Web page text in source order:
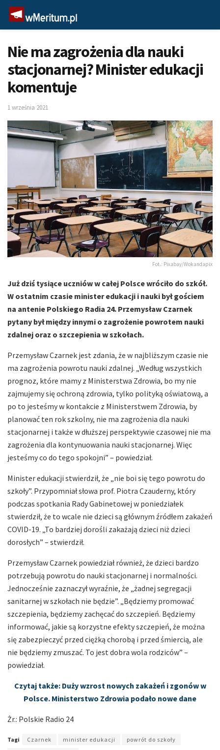
Nie ma zagrożenia dla nauki
stacjonarnej? Minister edukacji
komentuje
1 września 2021
Fot.: Pixabay/Wokandapix
Już dziś tysiące uczniów w całej Polsce wróciło do szkół.
W ostatnim czasie minister edukacji i nauki był gościem
na antenie Polskiego Radia 24. Przemysław Czarnek
pytany był między innymi o zagrożenie powrotem nauki
zdalnej oraz o szczepienia w szkołach.
Przemysław Czarnek jest zdania, że w najbliższym czasie nie
ma zagrożenia powrotu nauki zdalnej. „Według wszystkich
prognoz, które mamy z Ministerstwa Zdrowia, bo my nie
zajmujemy się ochroną zdrowia, tylko polityką oświatową, a
po to jesteśmy w kontakcie z Ministerstwem Zdrowia, by
planować ten rok szkolny, nie ma zagrożenia dla nauki
stacjonarnej i także w dłuższej perspektywie czasowej nie ma
zagrożenia dla kontynuowania nauki stacjonarnej. Więc
jesteśmy co do tego spokojni” – powiedział.
Minister edukacji stwierdził, że „nie boi się tego powrotu do
szkoły”. Przypomniał słowa prof. Piotra Czauderny, który
podczas spotkania Rady Gabinetowej w poniedziałek
stwierdził, że to wcale nie dzieci są głównym źródłem zakażeń
COVID-19. „To bardziej dorośli zakażają dzieci niż dzieci
dorosłych” – stwierdził.
Przemysław Czarnek powiedział również, że dzieci bardzo
potrzebują powrotu do nauki stacjonarnej i normalności.
Jednocześnie zaznaczył wyraźnie, że „żadnej segregacji
sanitarnej w szkołach nie będzie”. „Będziemy promować
szczepienia, będziemy zachęcać do szczepień. Będziemy
informować, jakie są korzystne efekty szczepień, że można
się zabezpieczyć przed ciężką chorobą i przed śmiercią, ale
nie będziemy zmuszać. To jest dobra wola rodziców” –
powiedział.
Czytaj także: Duży wzrost nowych zakażeń i zgonów w
Polsce. Ministerstwo Zdrowia podało nowe dane
Żr.: Polskie Radio 24
Tagi Czarnek minister edukacji
powrót do szkoły